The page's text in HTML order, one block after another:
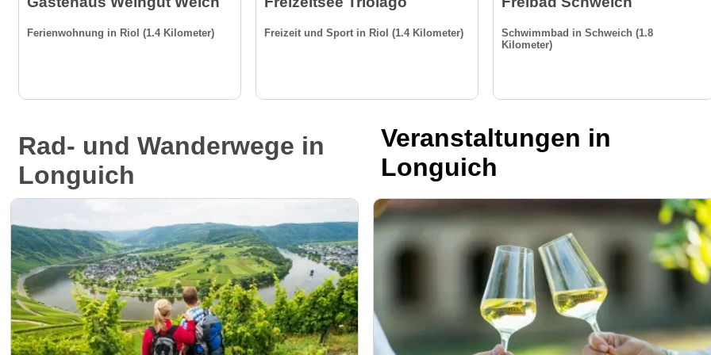
Ferienwohnung in Riol (1.4 Kilometer) Freizeit und Sport in Riol (1.4 Kilometer)
Schwimmbad in Schweich (1.8
Kilometer)
Rad- und Wanderwege in
Longuich
Veranstaltungen in
Longuich